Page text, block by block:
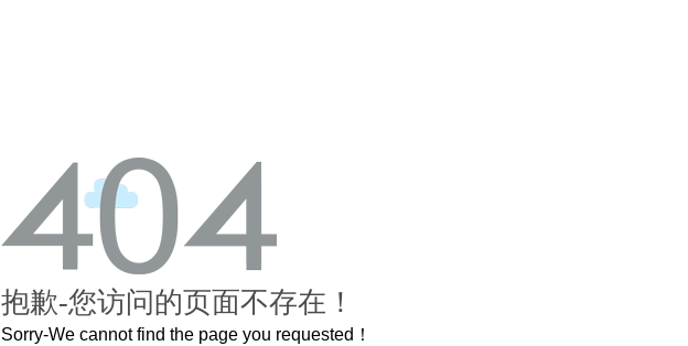
抱歉-您访问的页面不存在！
Sorry-We cannot find the page you requested！